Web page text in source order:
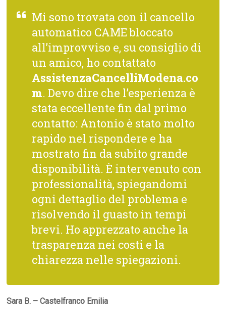
Mi sono trovata con il cancello
automatico CAME bloccato
all’improvviso e, su consiglio di
un amico, ho contattato
AssistenzaCancelliModena.co
m. Devo dire che l’esperienza è
stata eccellente fin dal primo
contatto: Antonio è stato molto
rapido nel rispondere e ha
mostrato fin da subito grande
disponibilità. È intervenuto con
professionalità, spiegandomi
ogni dettaglio del problema e
risolvendo il guasto in tempi
brevi. Ho apprezzato anche la
trasparenza nei costi e la
chiarezza nelle spiegazioni.
Sara B. – Castelfranco Emilia